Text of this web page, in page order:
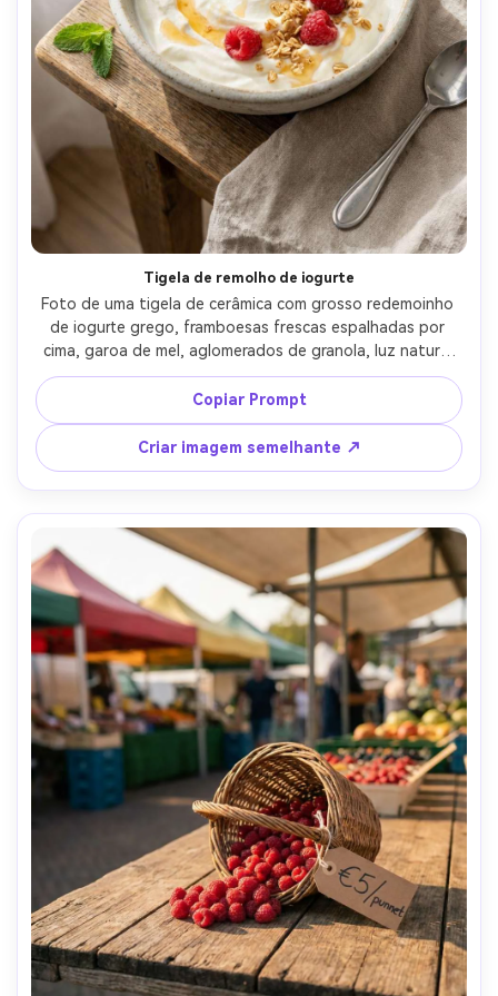
Tigela de remolho de iogurte
Foto de uma tigela de cerâmica com grosso redemoinho
de iogurte grego, framboesas frescas espalhadas por
cima, garoa de mel, aglomerados de granola, luz natural
brilhante da janela, vibração arejada da manhã, tirada em
Fujifilm GFX 100S, lente de 50 mm, f/5.6, detalhes nítidos,
sombras suaves, fotorealista, estética do café da manhã
do Pinterest- -ar 4:5
Copiar Prompt
Criar imagem semelhante ↗